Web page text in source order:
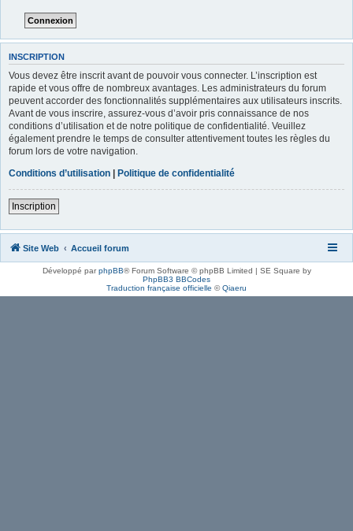
INSCRIPTION
Vous devez être inscrit avant de pouvoir vous connecter. L’inscription est
rapide et vous offre de nombreux avantages. Les administrateurs du forum
peuvent accorder des fonctionnalités supplémentaires aux utilisateurs inscrits.
Avant de vous inscrire, assurez-vous d’avoir pris connaissance de nos
conditions d’utilisation et de notre politique de confidentialité. Veuillez
également prendre le temps de consulter attentivement toutes les règles du
forum lors de votre navigation.
Conditions d’utilisation | Politique de confidentialité
Inscription
Site Web Accueil forum
Développé parphpBB® Forum Software © phpBB Limited | SE Square by
PhpBB3 BBCodes
Traduction française officielle ©Qiaeru